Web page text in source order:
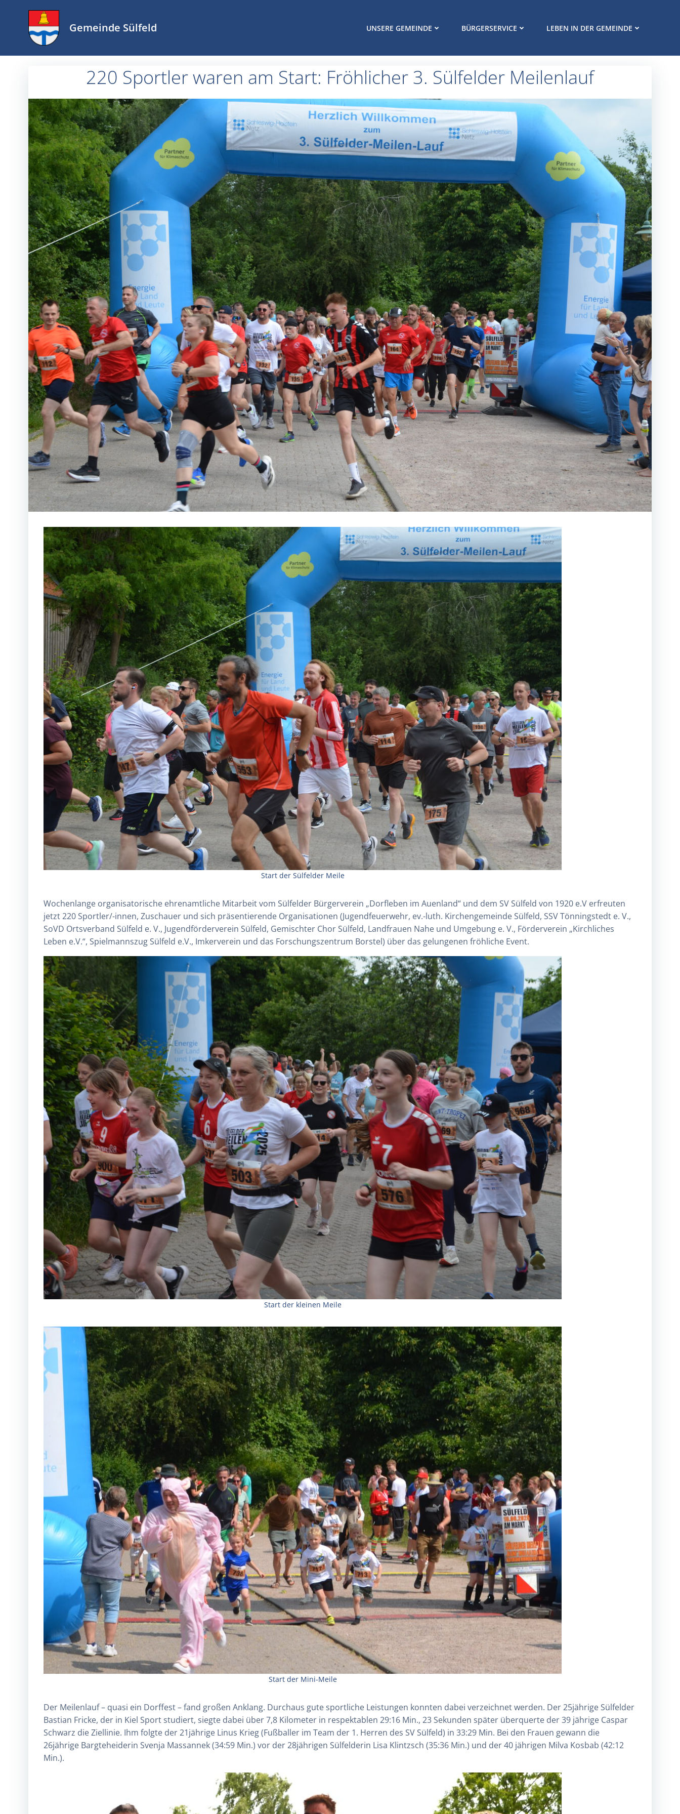
springen
Gemeinde Sülfeld UNSERE GEMEINDE BÜRGERSERVICE LEBEN IN DER GEMEINDE
220 Sportler waren am Start: Fröhlicher 3. Sülfelder Meilenlauf
Start der Sülfelder Meile
Wochenlange organisatorische ehrenamtliche Mitarbeit vom Sülfelder Bürgerverein „Dorfleben im Auenland“ und dem SV Sülfeld von 1920 e.V erfreuten
jetzt 220 Sportler/-innen, Zuschauer und sich präsentierende Organisationen (Jugendfeuerwehr, ev.-luth. Kirchengemeinde Sülfeld, SSV Tönningstedt e. V.,
SoVD Ortsverband Sülfeld e. V., Jugendförderverein Sülfeld, Gemischter Chor Sülfeld, Landfrauen Nahe und Umgebung e. V., Förderverein „Kirchliches
Leben e.V.“, Spielmannszug Sülfeld e.V., Imkerverein und das Forschungszentrum Borstel) über das gelungenen fröhliche Event.
Start der kleinen Meile
Start der Mini-Meile
Der Meilenlauf – quasi ein Dorffest – fand großen Anklang. Durchaus gute sportliche Leistungen konnten dabei verzeichnet werden. Der 25jährige Sülfelder
Bastian Fricke, der in Kiel Sport studiert, siegte dabei über 7,8 Kilometer in respektablen 29:16 Min., 23 Sekunden später überquerte der 39 jährige Caspar
Schwarz die Ziellinie. Ihm folgte der 21jährige Linus Krieg (Fußballer im Team der 1. Herren des SV Sülfeld) in 33:29 Min. Bei den Frauen gewann die
26jährige Bargteheiderin Svenja Massannek (34:59 Min.) vor der 28jährigen Sülfelderin Lisa Klintzsch (35:36 Min.) und der 40 jährigen Milva Kosbab (42:12
Min.).